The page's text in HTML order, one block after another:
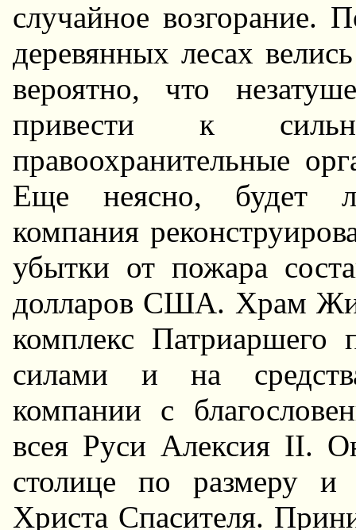
случайное возгорание.
деревянных лесах
вероятно, что
привести к
правоохранительные
Еще неясно, будет
компания
убытки от пожара
долларов США. Храм
комплекс Патриаршего
силами и на
компании с
всея Руси Алексия II.
столице по размеру и
Христа Спасителя.